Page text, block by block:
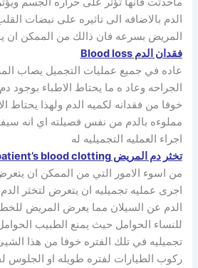
الدم بالاضافه الى تاثيره على نبضات
المريض بسرعه فان ذالك من الممكن ان
فقدان الدم Blood loss
عاده في جميع عمليات التجميل يصاب
الجراحه وعاد ه ما يحتاط الاطباء
خوفا من فقدانه لكميه الدم ولهذا يحتاط
مملوءه بالدم من نفس فصيلته اي انه
اجراء العمليه التجميليه له
تخثر دم المريض The patient’s blood clotting
من اسوء الامور التي من الممكن ان
اجرى عمليه تجميليه ان يتعرض لتخثر
الدم عن السيلان مما يعرض المريض
للنساء الحوامل حيث يمنع الطبيب
تجميليه في تلك الفتره خوفا من هذا
ركوب الطيارات لفتره طويله او الجلوس